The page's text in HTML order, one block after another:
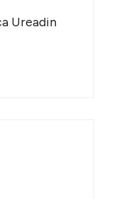
Ureadin